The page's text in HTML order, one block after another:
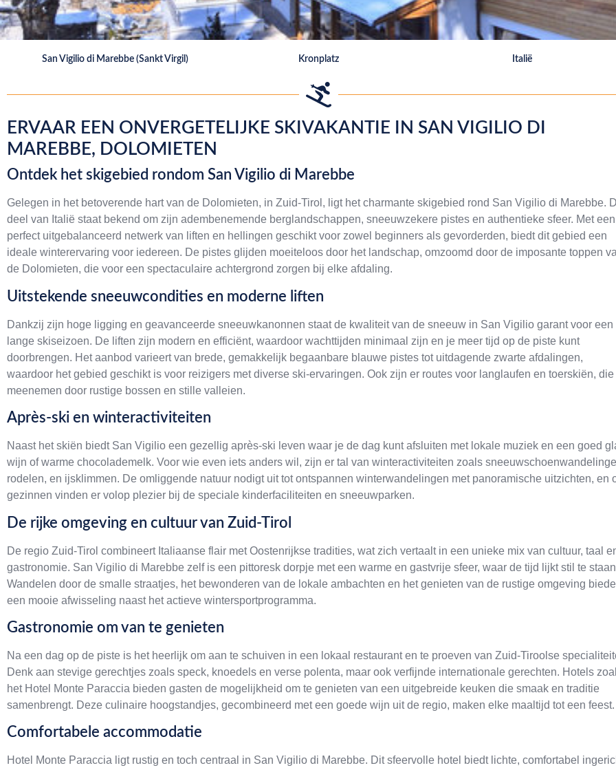
San Vigilio di Marebbe (Sankt Virgil) Kronplatz Italië
ERVAAR EEN ONVERGETELIJKE SKIVAKANTIE IN SAN VIGILIO DI
MAREBBE, DOLOMIETEN
Ontdek het skigebied rondom San Vigilio di Marebbe
Gelegen in het betoverende hart van de Dolomieten, in Zuid-Tirol, ligt het charmante skigebied rond San Vigilio di Marebbe.
deel van Italië staat bekend om zijn adembenemende berglandschappen, sneeuwzekere pistes en authentieke sfeer. Met een
perfect uitgebalanceerd netwerk van liften en hellingen geschikt voor zowel beginners als gevorderden, biedt dit gebied een
ideale winterervaring voor iedereen. De pistes glijden moeiteloos door het landschap, omzoomd door de imposante toppen
de Dolomieten, die voor een spectaculaire achtergrond zorgen bij elke afdaling.
Uitstekende sneeuwcondities en moderne liften
Dankzij zijn hoge ligging en geavanceerde sneeuwkanonnen staat de kwaliteit van de sneeuw in San Vigilio garant voor een
lange skiseizoen. De liften zijn modern en efficiënt, waardoor wachttijden minimaal zijn en je meer tijd op de piste kunt
doorbrengen. Het aanbod varieert van brede, gemakkelijk begaanbare blauwe pistes tot uitdagende zwarte afdalingen,
waardoor het gebied geschikt is voor reizigers met diverse ski-ervaringen. Ook zijn er routes voor langlaufen en toerskiën,
meenemen door rustige bossen en stille valleien.
Après-ski en winteractiviteiten
Naast het skiën biedt San Vigilio een gezellig après-ski leven waar je de dag kunt afsluiten met lokale muziek en een goed
wijn of warme chocolademelk. Voor wie even iets anders wil, zijn er tal van winteractiviteiten zoals
rodelen, en ijsklimmen. De omliggende natuur nodigt uit tot ontspannen winterwandelingen met panoramische uitzichten, en
gezinnen vinden er volop plezier bij de speciale kinderfaciliteiten en sneeuwparken.
De rijke omgeving en cultuur van Zuid-Tirol
De regio Zuid-Tirol combineert Italiaanse flair met Oostenrijkse tradities, wat zich vertaalt in een unieke mix van cultuur, taal
gastronomie. San Vigilio di Marebbe zelf is een pittoresk dorpje met een warme en gastvrije sfeer, waar de tijd lijkt stil te
Wandelen door de smalle straatjes, het bewonderen van de lokale ambachten en het genieten van de rustige omgeving
een mooie afwisseling naast het actieve wintersportprogramma.
Gastronomie om van te genieten
Na een dag op de piste is het heerlijk om aan te schuiven in een lokaal restaurant en te proeven van Zuid-Tiroolse
Denk aan stevige gerechtjes zoals speck, knoedels en verse polenta, maar ook verfijnde internationale gerechten. Hotels
het Hotel Monte Paraccia bieden gasten de mogelijkheid om te genieten van een uitgebreide keuken die smaak en traditie
samenbrengt. Deze culinaire hoogstandjes, gecombineerd met een goede wijn uit de regio, maken elke maaltijd tot een feest.
Comfortabele accommodatie
Hotel Monte Paraccia ligt rustig en toch centraal in San Vigilio di Marebbe. Dit sfeervolle hotel biedt lichte, comfortabel